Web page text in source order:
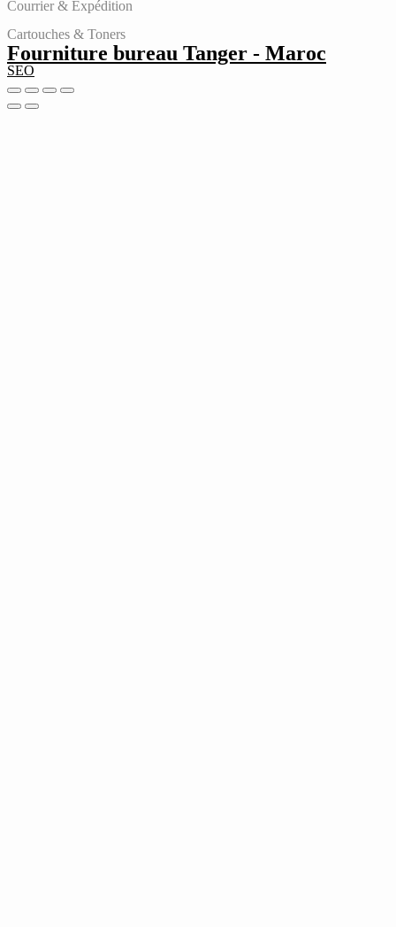
Courrier & Expédition
Cartouches & Toners
Fourniture bureau Tanger - Maroc
SEO